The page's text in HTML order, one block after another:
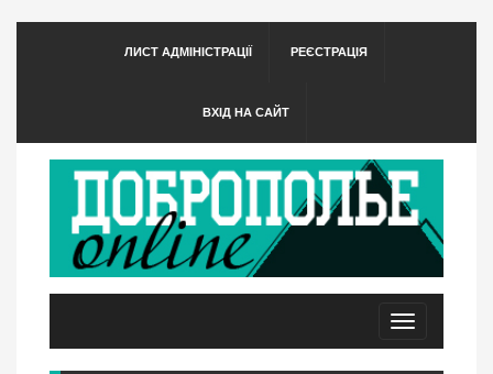
ЛИСТ АДМІНІСТРАЦІЇ РЕЄСТРАЦІЯ
ВХІД НА САЙТ
Toggle
navigation